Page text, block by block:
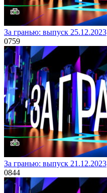
За гранью: выпуск 25.12.2023
0759
За гранью: выпуск 21.12.2023
0844